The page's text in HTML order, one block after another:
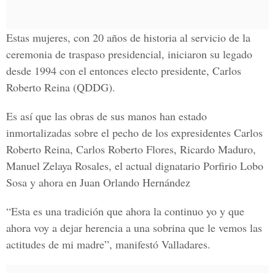
Estas mujeres, con 20 años de historia al servicio de la
ceremonia de traspaso presidencial, iniciaron su legado
desde 1994 con el entonces electo presidente, Carlos
Roberto Reina (QDDG).
Es así que las obras de sus manos han estado
inmortalizadas sobre el pecho de los expresidentes Carlos
Roberto Reina, Carlos Roberto Flores, Ricardo Maduro,
Manuel Zelaya Rosales, el actual dignatario Porfirio Lobo
Sosa y ahora en Juan Orlando Hernández
“Esta es una tradición que ahora la continuo yo y que
ahora voy a dejar herencia a una sobrina que le vemos las
actitudes de mi madre”, manifestó Valladares.